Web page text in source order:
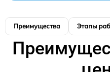
Преимущества Этапы